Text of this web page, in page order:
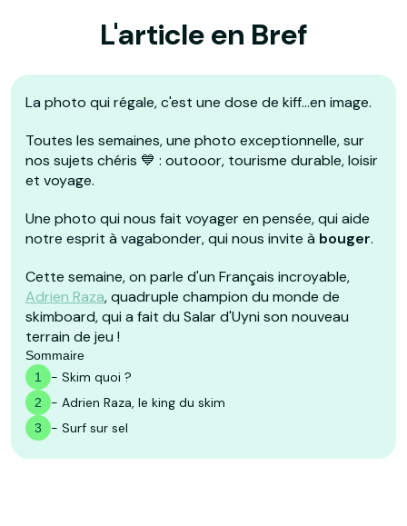
L'article en Bref
La photo qui régale, c'est une dose de kiff...en image.
Toutes les semaines, une photo exceptionnelle, sur
nos sujets chéris 💙 : outooor, tourisme durable, loisir
et voyage.
Une photo qui nous fait voyager en pensée, qui aide
notre esprit à vagabonder, qui nous invite à bouger.
Cette semaine, on parle d'un Français incroyable,
Adrien Raza, quadruple champion du monde de
skimboard, qui a fait du Salar d'Uyni son nouveau
terrain de jeu !
Sommaire
1
- Skim quoi ?
2 - Adrien Raza, le king du skim
3 - Surf sur sel